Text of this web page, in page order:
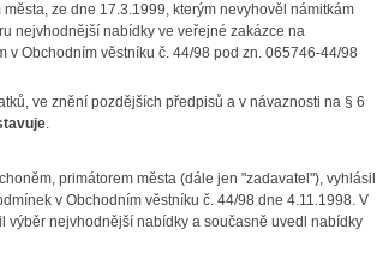
ze dne 17.3.1999, kterým nevyhověl námitkám
nejvhodnější nabídky ve veřejné zakázce na
Obchodním věstníku č. 44/98 pod zn. 065746-44/98
ve znění pozdějších předpisů a v návaznosti na § 6
.
primátorem města (dále jen "zadavatel"), vyhlásil
v Obchodním věstníku č. 44/98 dne 4.11.1998. V
nejvhodnější nabídky a současně uvedl nabídky